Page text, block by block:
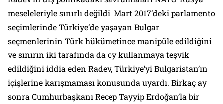
meseleleriyle sınırlı değildi. Mart 2017’deki parlamento
seçimlerinde Türkiye’de yaşayan Bulgar
seçmenlerinin Türk hükümetince manipüle edildiğini
ve sınırın iki tarafında da oy kullanmaya teşvik
edildiğini iddia eden Radev, Türkiye’yi Bulgaristan’ın
içişlerine karışmaması konusunda uyardı. Birkaç ay
sonra Cumhurbaşkanı Recep Tayyip Erdoğan’la bir